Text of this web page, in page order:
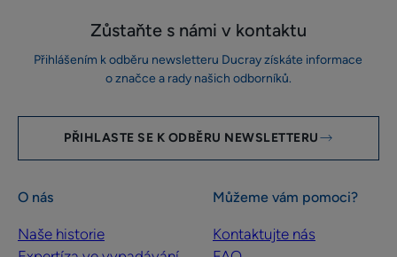
Zůstaňte s námi v kontaktu
Přihlášením k odběru newsletteru Ducray získáte informace
o značce a rady našich odborníků.
PŘIHLASTE SE K ODBĚRU NEWSLETTERU
O nás
Naše historie
Můžeme vám pomoci?
Kontaktujte nás